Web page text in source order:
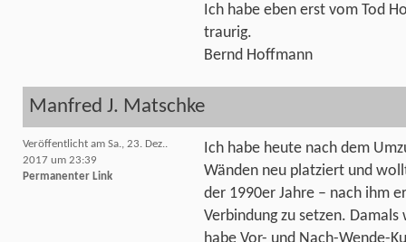
Ich habe eben erst vom Tod
traurig.
Bernd Hoffmann
Manfred J. Matschke
Veröffentlicht am Sa., 23. Dez..
2017 um 23:39
Permanenter Link
Ich habe heute nach dem
Wänden neu platziert und
der 1990er Jahre – nach ihm
Verbindung zu setzen.
habe Vor- und Nach-Wende-